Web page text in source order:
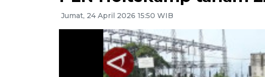
Jumat, 24 April 2026 15:50 WIB